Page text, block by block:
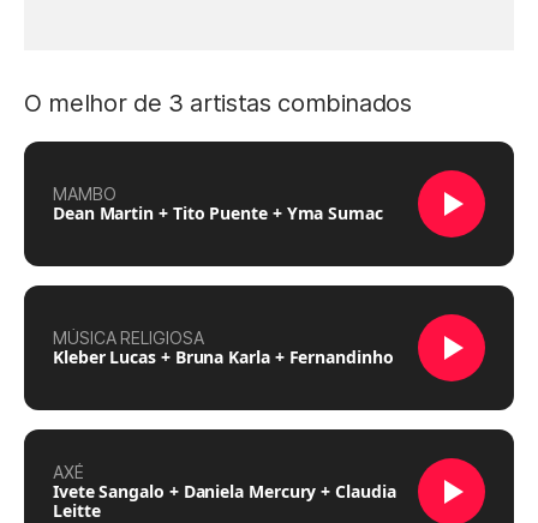
O melhor de 3 artistas combinados
MAMBO
Dean Martin + Tito Puente + Yma Sumac
MÚSICA RELIGIOSA
Kleber Lucas + Bruna Karla + Fernandinho
AXÉ
Ivete Sangalo + Daniela Mercury + Claudia
Leitte